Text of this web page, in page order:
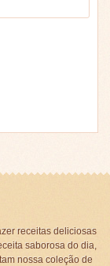
receitas deliciosas
saborosa do dia,
nossa coleção de